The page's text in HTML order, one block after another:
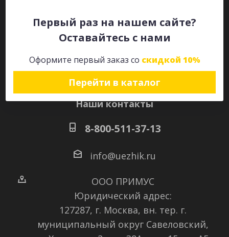
Первый раз на нашем сайте?
Оставайтесь с нами
Оформите первый заказ со скидкой 10%
Перейти в каталог
Наши контакты
8-800-511-37-13
info@uezhik.ru
ООО ПРИМУС
Юридический адрес:
127287, г. Москва, вн. тер. г.
муниципальный округ Савеловский,